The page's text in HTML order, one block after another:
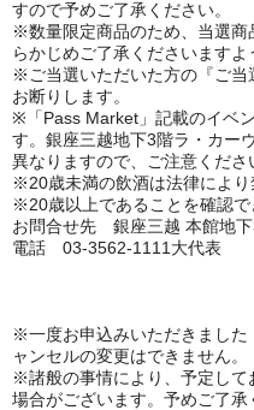
すので予めご了承ください。
※数量限定商品のため、当選商
らかじめご了承くださいますよ
※ご当選いただいた方の『ご当
お断りします。
※「Pass Market」記載のイベ
す。銀座三越地下3階ラ・カー
異なりますので、ご注意くださ
※20歳未満の飲酒は法律により
※20歳以上であることを確認
お問合せ先 銀座三越 本館地下
電話 03-3562-1111 大代表
※一度お申込みいただきました
ャンセルの変更はできません。
※諸般の事情により、予定して
場合がございます。予めご了承